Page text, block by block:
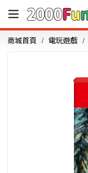
商城首頁 電玩遊戲